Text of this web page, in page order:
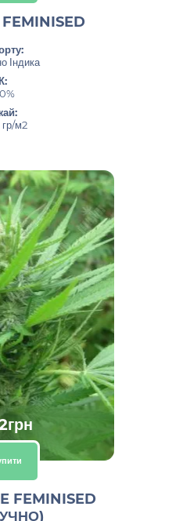
Індика
м2
FEMINISED